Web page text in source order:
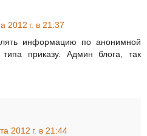
2012 г. в 21:37
информацию по анонимной
приказу. Админ блога, так
2012 г. в 21:44